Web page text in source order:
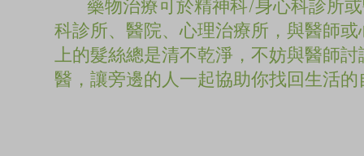
藥物治療可於精神科/身心科診所或
科診所、醫院、心理治療所，與醫師
上的髮絲總是清不乾淨，不妨與醫師
醫，讓旁邊的人一起協助你找回生活